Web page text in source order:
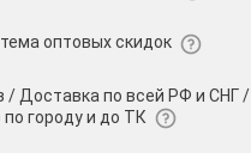
оптовых скидок
/ Доставка по всей РФ и СНГ /
по городу и до ТК